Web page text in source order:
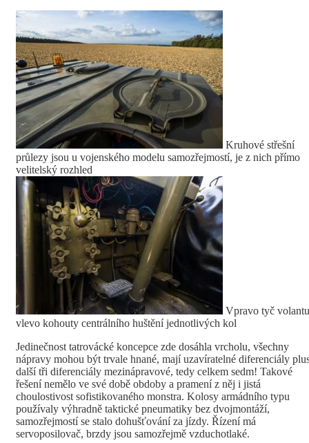
Kruhové střešní
průlezy jsou u vojenského modelu samozřejmostí, je z nich přímo
velitelský rozhled
Vpravo tyč
vlevo kohouty centrálního huštění jednotlivých kol
Jedinečnost tatrovácké koncepce zde dosáhla vrcholu, všechny
nápravy mohou být trvale hnané, mají uzavíratelné diferenciály
další tři diferenciály mezinápravové, tedy celkem sedm! Takové
řešení nemělo ve své době obdoby a pramení z něj i jistá
choulostivost sofistikovaného monstra. Kolosy armádního typu
používaly výhradně taktické pneumatiky bez dvojmontáží,
samozřejmostí se stalo dohušťování za jízdy. Řízení má
servoposilovač, brzdy jsou samozřejmě vzduchotlaké.